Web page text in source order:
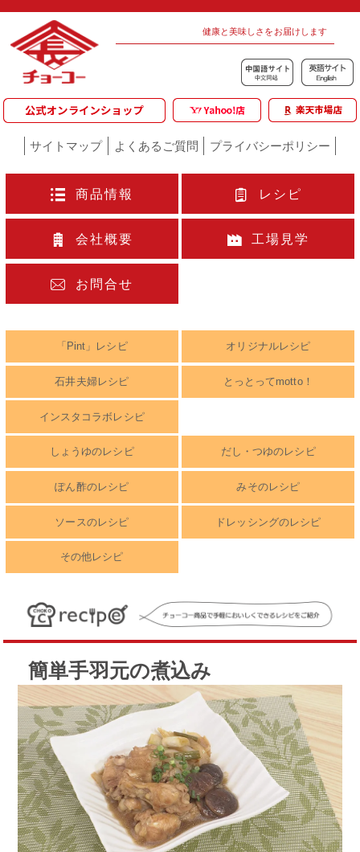
健康と美味しさをお届けします
サイトマップ よくあるご質問 プライバシーポリシー
商品情報 レシピ
会社概要 工場見学
お問合せ
「Pint」レシピ オリジナルレシピ
石井夫婦レシピ とっとってmotto！
インスタコラボレシピ
しょうゆのレシピ だし・つゆのレシピ
ぽん酢のレシピ みそのレシピ
ソースのレシピ ドレッシングのレシピ
その他レシピ
簡単手羽元の煮込み